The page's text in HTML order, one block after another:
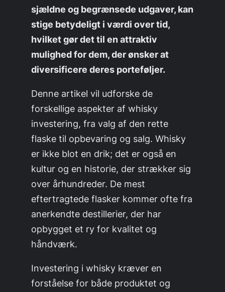
sjældne og begrænsede udgaver, kan
stige betydeligt i værdi over tid,
hvilket gør det til en attraktiv
mulighed for dem, der ønsker at
diversificere deres porteføljer.
Denne artikel vil udforske de
forskellige aspekter af whisky
investering, fra valg af den rette
flaske til opbevaring og salg. Whisky
er ikke blot en drik; det er også en
kultur og en historie, der strækker sig
over århundreder. De mest
eftertragtede flasker kommer ofte fra
anerkendte destillerier, der har
opbygget et ry for kvalitet og
håndværk.
Investering i whisky kræver en
forståelse for både produktet og